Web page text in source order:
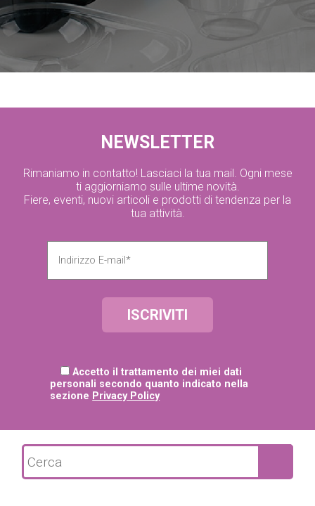
NEWSLETTER
Rimaniamo in contatto! Lasciaci la tua mail. Ogni mese
ti aggiorniamo sulle ultime novità.
Fiere, eventi, nuovi articoli e prodotti di tendenza per la
tua attività.
Accetto il trattamento dei miei dati
personali secondo quanto indicato nella
sezione Privacy Policy